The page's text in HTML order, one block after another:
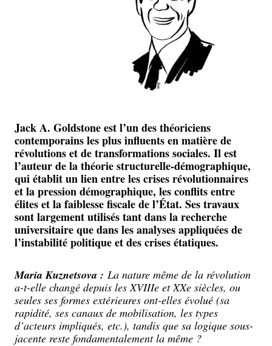
Jack A. Goldstone est l’un des théoriciens
contemporains les plus influents en matière de
révolutions et de transformations sociales. Il est
l’auteur de la théorie structurelle-démographique,
qui établit un lien entre les crises révolutionnaires
et la pression démographique, les conflits entre
élites et la faiblesse fiscale de l’État. Ses travaux
sont largement utilisés tant dans la recherche
universitaire que dans les analyses appliquées de
l’instabilité politique et des crises étatiques.
Maria Kuznetsova : La nature même de la révolution
a-t-elle changé depuis les XVIIIe et XXe siècles, ou
seules ses formes extérieures ont-elles évolué (sa
rapidité, ses canaux de mobilisation, les types
d’acteurs impliqués, etc.), tandis que sa logique sous-
jacente reste fondamentalement la même ?